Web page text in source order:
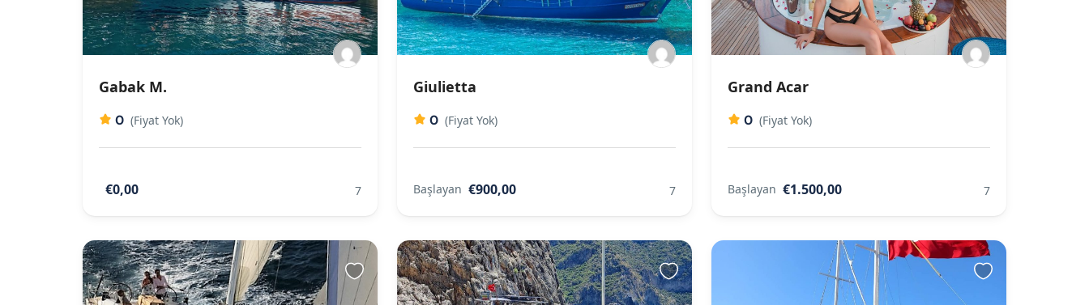
Gabak M.
0 (Fiyat Yok)
€0,00 7
Giulietta
0 (Fiyat Yok)
Başlayan €900,00 7
Grand Acar
0 (Fiyat Yok)
Başlayan €1.500,00 7